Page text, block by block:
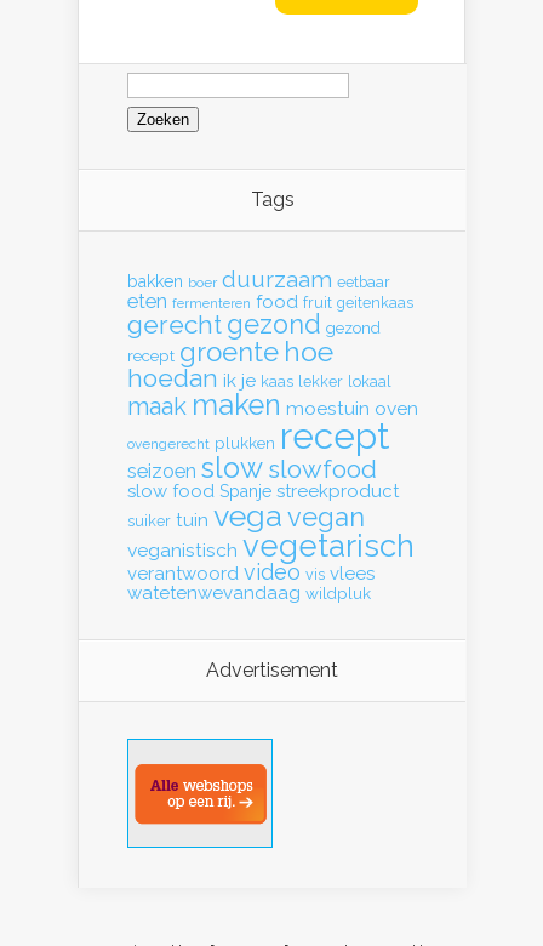
Zoeken
naar:
Tags
bakken boer duurzaam eetbaar
eten fermenteren food fruit geitenkaas
gerecht gezond gezond
recept groente hoe
hoedan ik je kaas lekker lokaal
maak maken moestuin oven
ovengerecht plukken recept
seizoen slow slowfood
slow food Spanje streekproduct
suiker tuin vega vegan
veganistisch vegetarisch
verantwoord video vis vlees
watetenwevandaag wildpluk
Advertisement